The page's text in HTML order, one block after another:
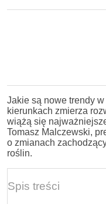
Jakie są nowe trendy
kierunkach zmierza
wiążą się
Tomasz Malczewski,
o zmianach
roślin.
Spis treści